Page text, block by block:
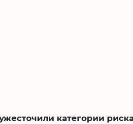
категории